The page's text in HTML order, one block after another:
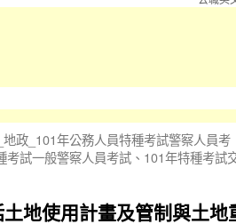
政_101年公務人員特種考試警察人員考
考試一般警察人員考試、101年特種考試
地使用計畫及管制與土